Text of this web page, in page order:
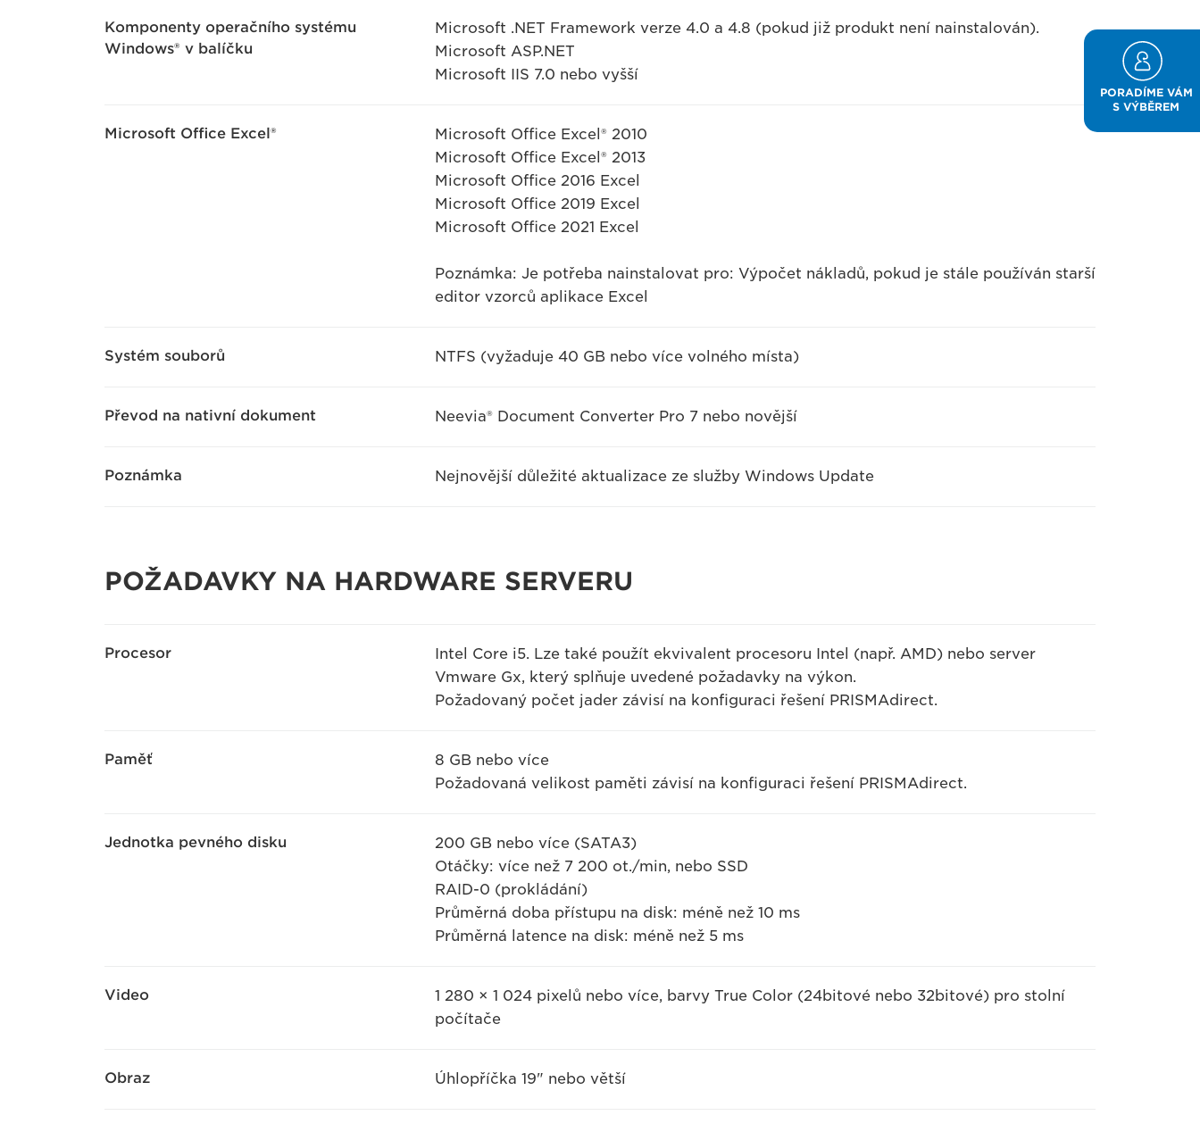
Komponenty operačního systému
Windows® v balíčku
Microsoft .NET Framework verze 4.0 a 4.8 (pokud již produkt není nainstalován).
Microsoft ASP.NET
Microsoft IIS 7.0 nebo vyšší
Microsoft Office Excel®
Microsoft Office Excel® 2010
Microsoft Office Excel® 2013
Microsoft Office 2016 Excel
Microsoft Office 2019 Excel
Microsoft Office 2021 Excel
Poznámka: Je potřeba nainstalovat pro: Výpočet nákladů, pokud je stále používán starší
editor vzorců aplikace Excel
Systém souborů NTFS (vyžaduje 40 GB nebo více volného místa)
Převod na nativní dokument Neevia® Document Converter Pro 7 nebo novější
Poznámka Nejnovější důležité aktualizace ze služby Windows Update
POŽADAVKY NA HARDWARE SERVERU
Procesor
Intel Core i5. Lze také použít ekvivalent procesoru Intel (např. AMD) nebo server
Vmware Gx, který splňuje uvedené požadavky na výkon.
Požadovaný počet jader závisí na konfiguraci řešení PRISMAdirect.
Paměť
8 GB nebo více
Požadovaná velikost paměti závisí na konfiguraci řešení PRISMAdirect.
Jednotka pevného disku
200 GB nebo více (SATA3)
Otáčky: více než 7 200 ot./min, nebo SSD
RAID-0 (prokládání)
Průměrná doba přístupu na disk: méně než 10 ms
Průměrná latence na disk: méně než 5 ms
Video
1 280 × 1 024 pixelů nebo více, barvy True Color (24bitové nebo 32bitové) pro stolní
počítače
Obraz Úhlopříčka 19" nebo větší
PORADÍME VÁM
S VÝBĚREM